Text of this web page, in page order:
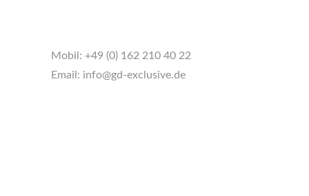
Mobil: +49 (0) 162 210 40 22
Email: info@gd-exclusive.de